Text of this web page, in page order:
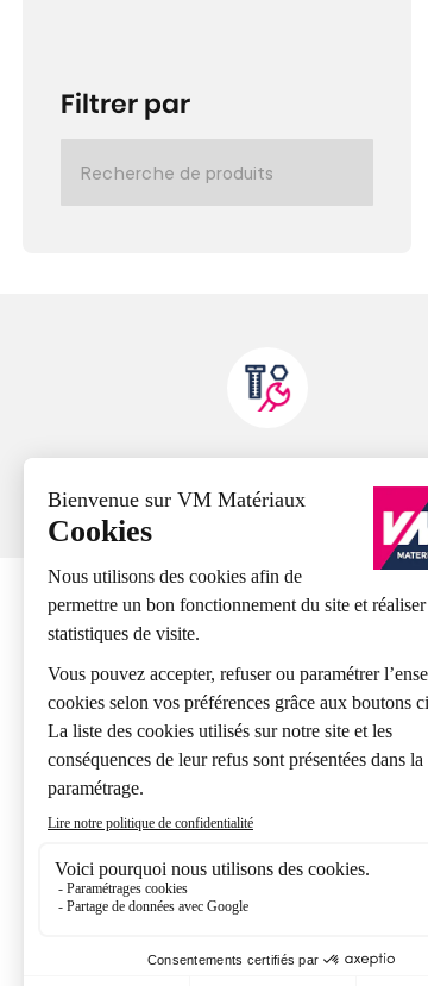
Filtrer par
A propos
Nos agences
Présentation VM Matériaux
Présentation Groupe Samse
Nos marques
Nos engagements
Nos expertises métiers
FAQ